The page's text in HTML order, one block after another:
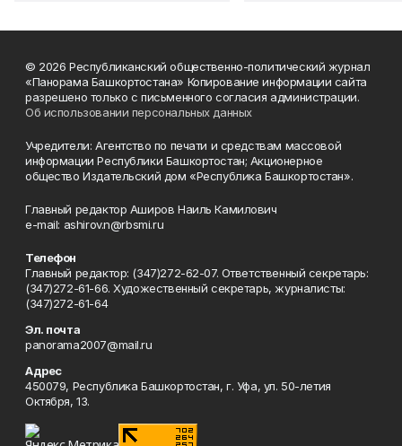
© 2026 Республиканский общественно-политический журнал
«Панорама Башкортостана» Копирование информации сайта
разрешено только с письменного согласия администрации.
Об использовании персональных данных
Учредители: Агентство по печати и средствам массовой
информации Республики Башкортостан; Акционерное
общество Издательский дом «Республика Башкортостан».
Главный редактор Аширов Наиль Камилович
e-mail: ashirov.n@rbsmi.ru
Телефон
Главный редактор: (347)272-62-07. Ответственный секретарь:
(347)272-61-66. Художественный секретарь, журналисты:
(347)272-61-64
Эл. почта
panorama2007@mail.ru
Адрес
450079, Республика Башкортостан, г. Уфа, ул. 50-летия
Октября, 13.